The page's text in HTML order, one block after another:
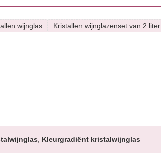
wijnglas Kristallen wijnglazenset van 2 liter
Kleurgradiënt kristalwijnglas